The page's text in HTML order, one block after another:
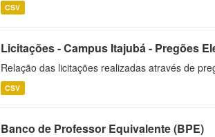
CSV
Licitações - Campus Itajubá - Pregões
Relação das licitações realizadas através de
CSV
Banco de Professor Equivalente (BPE)